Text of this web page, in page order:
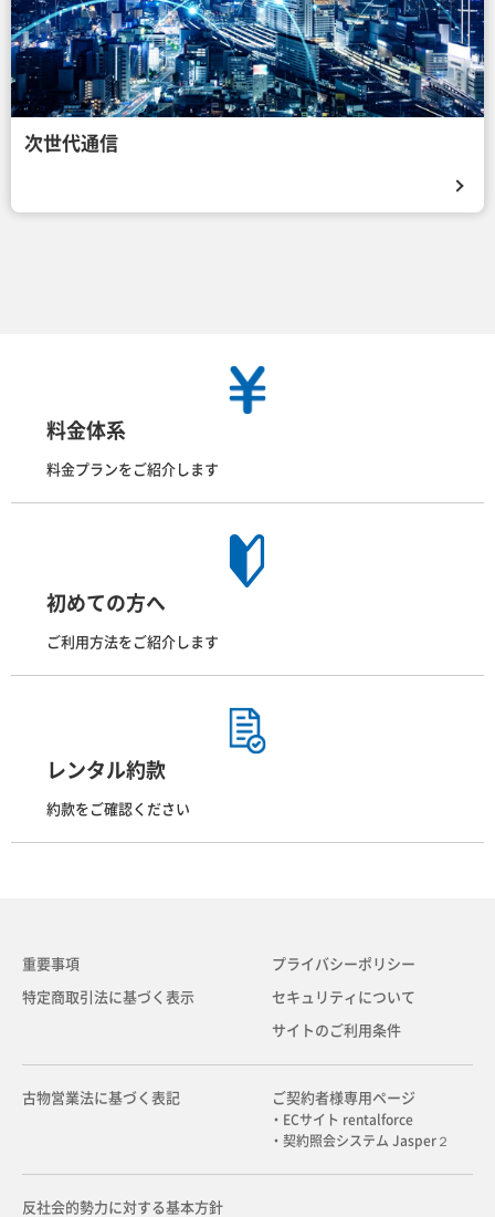
次世代通信
料金体系
料金プランをご紹介します
初めての方へ
ご利用方法をご紹介します
レンタル約款
約款をご確認ください
重要事項
特定商取引法に基づく表示
プライバシーポリシー
セキュリティについて
サイトのご利用条件
古物営業法に基づく表記 ご契約者様専用ページ
・ECサイト rentalforce
・契約照会システム Jasper２
反社会的勢力に対する基本方針